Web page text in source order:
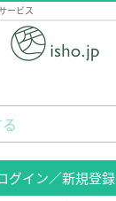
ービス
グイン／新規登録